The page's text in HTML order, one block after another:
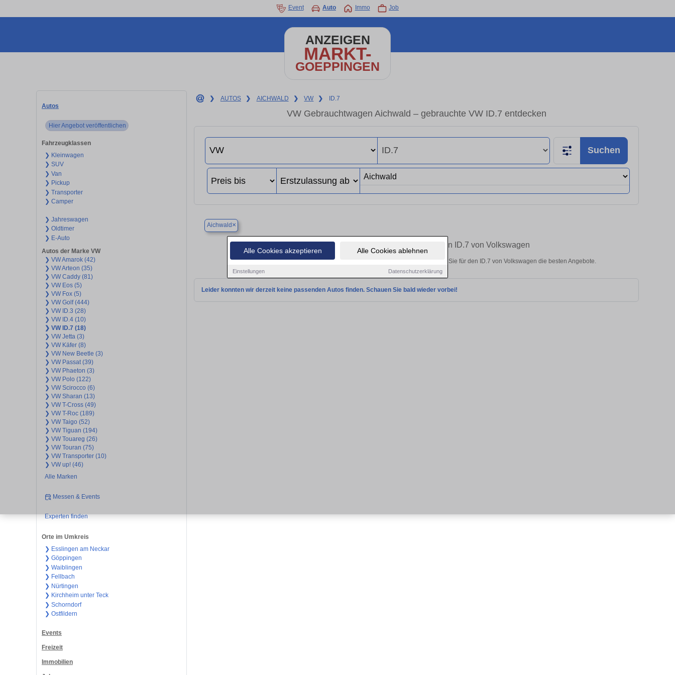
Alle Cookies akzeptieren Alle Cookies ablehnen
Einstellungen Datenschutzerklärung
Event Auto Immo Job
ANZEIGEN
MARKT-
GOEPPINGEN
Autos
Hier Angebot veröffentlichen
Fahrzeugklassen
❯ Kleinwagen
❯ SUV
❯ Van
❯ Pickup
❯ Transporter
❯ Camper
❯ Jahreswagen
❯ Oldtimer
❯ E-Auto
Autos der Marke VW
❯ VW Amarok (42)
❯ VW Arteon (35)
❯ VW Caddy (81)
❯ VW Eos (5)
❯ VW Fox (5)
❯ VW Golf (444)
❯ VW ID.3 (28)
❯ VW ID.4 (10)
❯ VW ID.7 (18)
❯ VW Jetta (3)
❯ VW Käfer (8)
❯ VW New Beetle (3)
❯ VW Passat (39)
❯ VW Phaeton (3)
❯ VW Polo (122)
❯ VW Scirocco (6)
❯ VW Sharan (13)
❯ VW T-Cross (49)
❯ VW T-Roc (189)
❯ VW Taigo (52)
❯ VW Tiguan (194)
❯ VW Touareg (26)
❯ VW Touran (75)
❯ VW Transporter (10)
❯ VW up! (46)
Alle Marken
Messen & Events
Experten finden
Orte im Umkreis
❯ Esslingen am Neckar
❯ Göppingen
❯ Waiblingen
❯ Fellbach
❯ Nürtingen
❯ Kirchheim unter Teck
❯ Schorndorf
❯ Ostfildern
Events
Freizeit
Immobilien
❯ AUTOS ❯ AICHWALD ❯ VW ❯ ID.7
VW Gebrauchtwagen Aichwald – gebrauchte VW ID.7 entdecken
Suchen
Aichwald ×
Finden Sie in Aichwald Ihren gebrauchten ID.7 von Volkswagen
Entdecken Sie in Aichwald gebrauchte VW ID.7 Gebrauchtwagen. Hier finden Sie für den ID.7 von Volkswagen die besten Angebote.
Leider konnten wir derzeit keine passenden Autos finden. Schauen Sie bald wieder vorbei!